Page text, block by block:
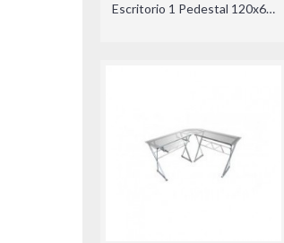
Escritorio 1 Pedestal 120x60x75cm